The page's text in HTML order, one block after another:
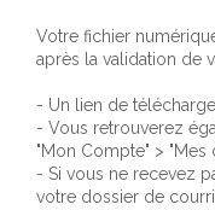
Votre fichier
après la validation de
- Un lien de
- Vous retrouverez
"Mon Compte" > "Mes
- Si vous ne recevez
votre dossier de